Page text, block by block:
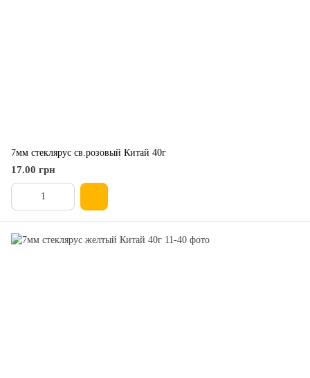
7мм стеклярус св.розовый Китай 40г
17.00 грн